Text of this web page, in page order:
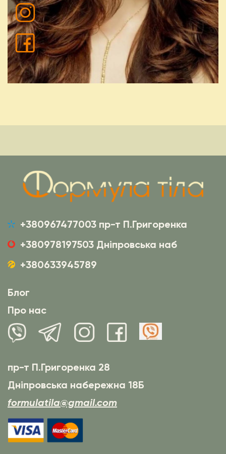
+380967477003 пр-т П.Григоренка
+380978197503 Дніпровська наб
+380633945789
Блог
Про нас
пр-т П.Григоренка 28
Дніпровська набережна 18Б
formulatila@gmail.com